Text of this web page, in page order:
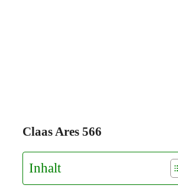
Claas Ares 566
Inhalt